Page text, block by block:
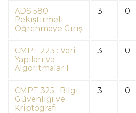
ADS 580 :
Pekiştirmeli
Öğrenmeye Giriş
3 0
CMPE 223 : Veri
Yapıları ve
Algoritmalar I
3 0
CMPE 325 : Bilgi
Güvenliği ve
Kriptografi
3 0